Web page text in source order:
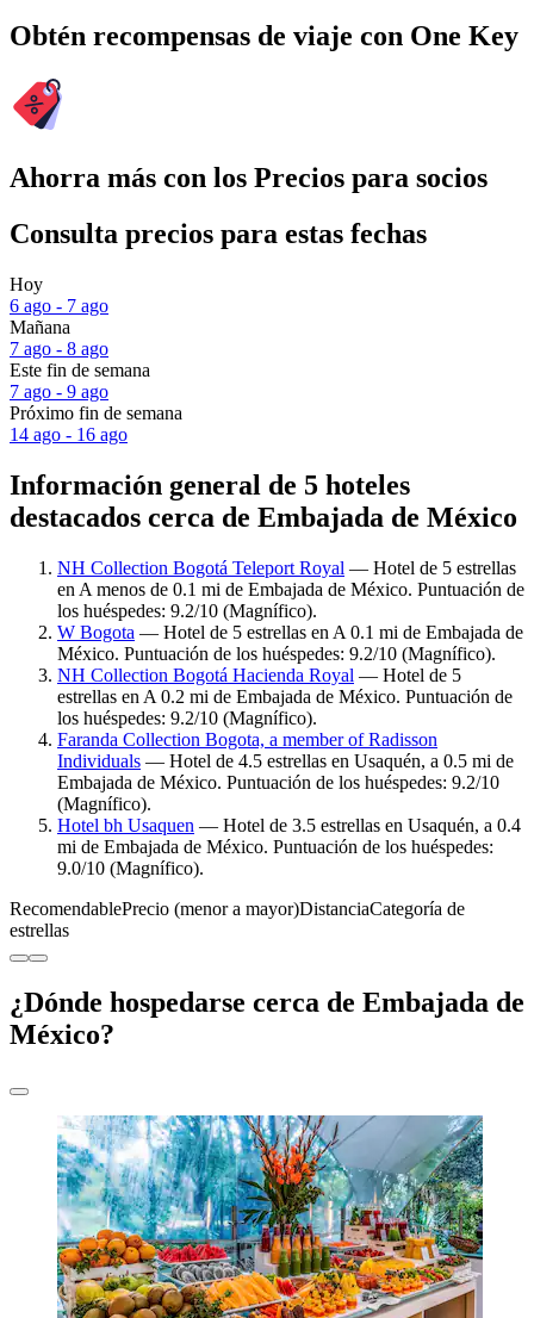
Obtén recompensas de viaje con One Key
Ahorra más con los Precios para socios
Consulta precios para estas fechas
Hoy
6 ago - 7 ago
Mañana
7 ago - 8 ago
Este fin de semana
7 ago - 9 ago
Próximo fin de semana
14 ago - 16 ago
Información general de 5 hoteles
destacados cerca de Embajada de México
NH Collection Bogotá Teleport Royal — Hotel de 5 estrellas
en A menos de 0.1 mi de Embajada de México. Puntuación de
los huéspedes: 9.2/10 (Magnífico).
W Bogota — Hotel de 5 estrellas en A 0.1 mi de Embajada de
México. Puntuación de los huéspedes: 9.2/10 (Magnífico).
NH Collection Bogotá Hacienda Royal — Hotel de 5
estrellas en A 0.2 mi de Embajada de México. Puntuación de
los huéspedes: 9.2/10 (Magnífico).
Faranda Collection Bogota, a member of Radisson
Individuals — Hotel de 4.5 estrellas en Usaquén, a 0.5 mi de
Embajada de México. Puntuación de los huéspedes: 9.2/10
(Magnífico).
Hotel bh Usaquen — Hotel de 3.5 estrellas en Usaquén, a 0.4
mi de Embajada de México. Puntuación de los huéspedes:
9.0/10 (Magnífico).
RecomendablePrecio (menor a mayor)DistanciaCategoría de
estrellas
¿Dónde hospedarse cerca de Embajada de
México?